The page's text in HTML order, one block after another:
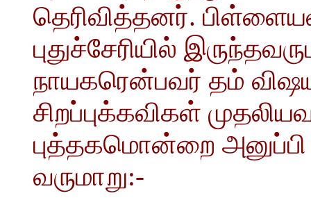
தெரிவித்தனர்.
புதுச்சேரியில்
நாயகரென்பவர் தம்
சிறப்புக்கவிகள்
புத்தகமொன்றை அனுப்பி
வருமாறு:-